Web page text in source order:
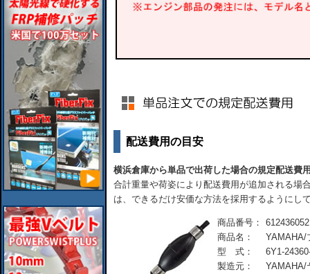
配送費用の目安
横浜倉庫から単品で出荷した場合の規定配送費
合計重量や荷姿により配送費用が追加される場
は、できるだけ安価な方法を採用するようにし
商品番号：
612436052
商品名：
YAMAHA/
型 式：
6Y1-
製造元：
YAMAHA/